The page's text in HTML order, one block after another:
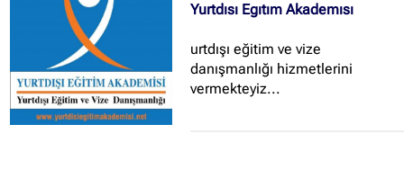
Yurtdısı Egıtım Akademısı
urtdışı eğitim ve vize
danışmanlığı hizmetlerini
vermekteyiz...